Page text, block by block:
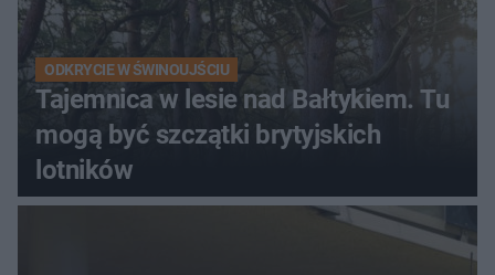
ODKRYCIE W ŚWINOUJŚCIU
Tajemnica w lesie nad Bałtykiem. Tu
mogą być szczątki brytyjskich
lotników